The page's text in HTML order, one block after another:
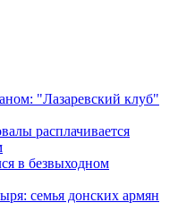
"Лазаревский клуб"
расплачивается
в безвыходном
семья донских армян